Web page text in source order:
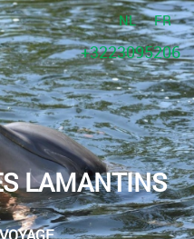
NL FR
+3223095206
LAMANTINS